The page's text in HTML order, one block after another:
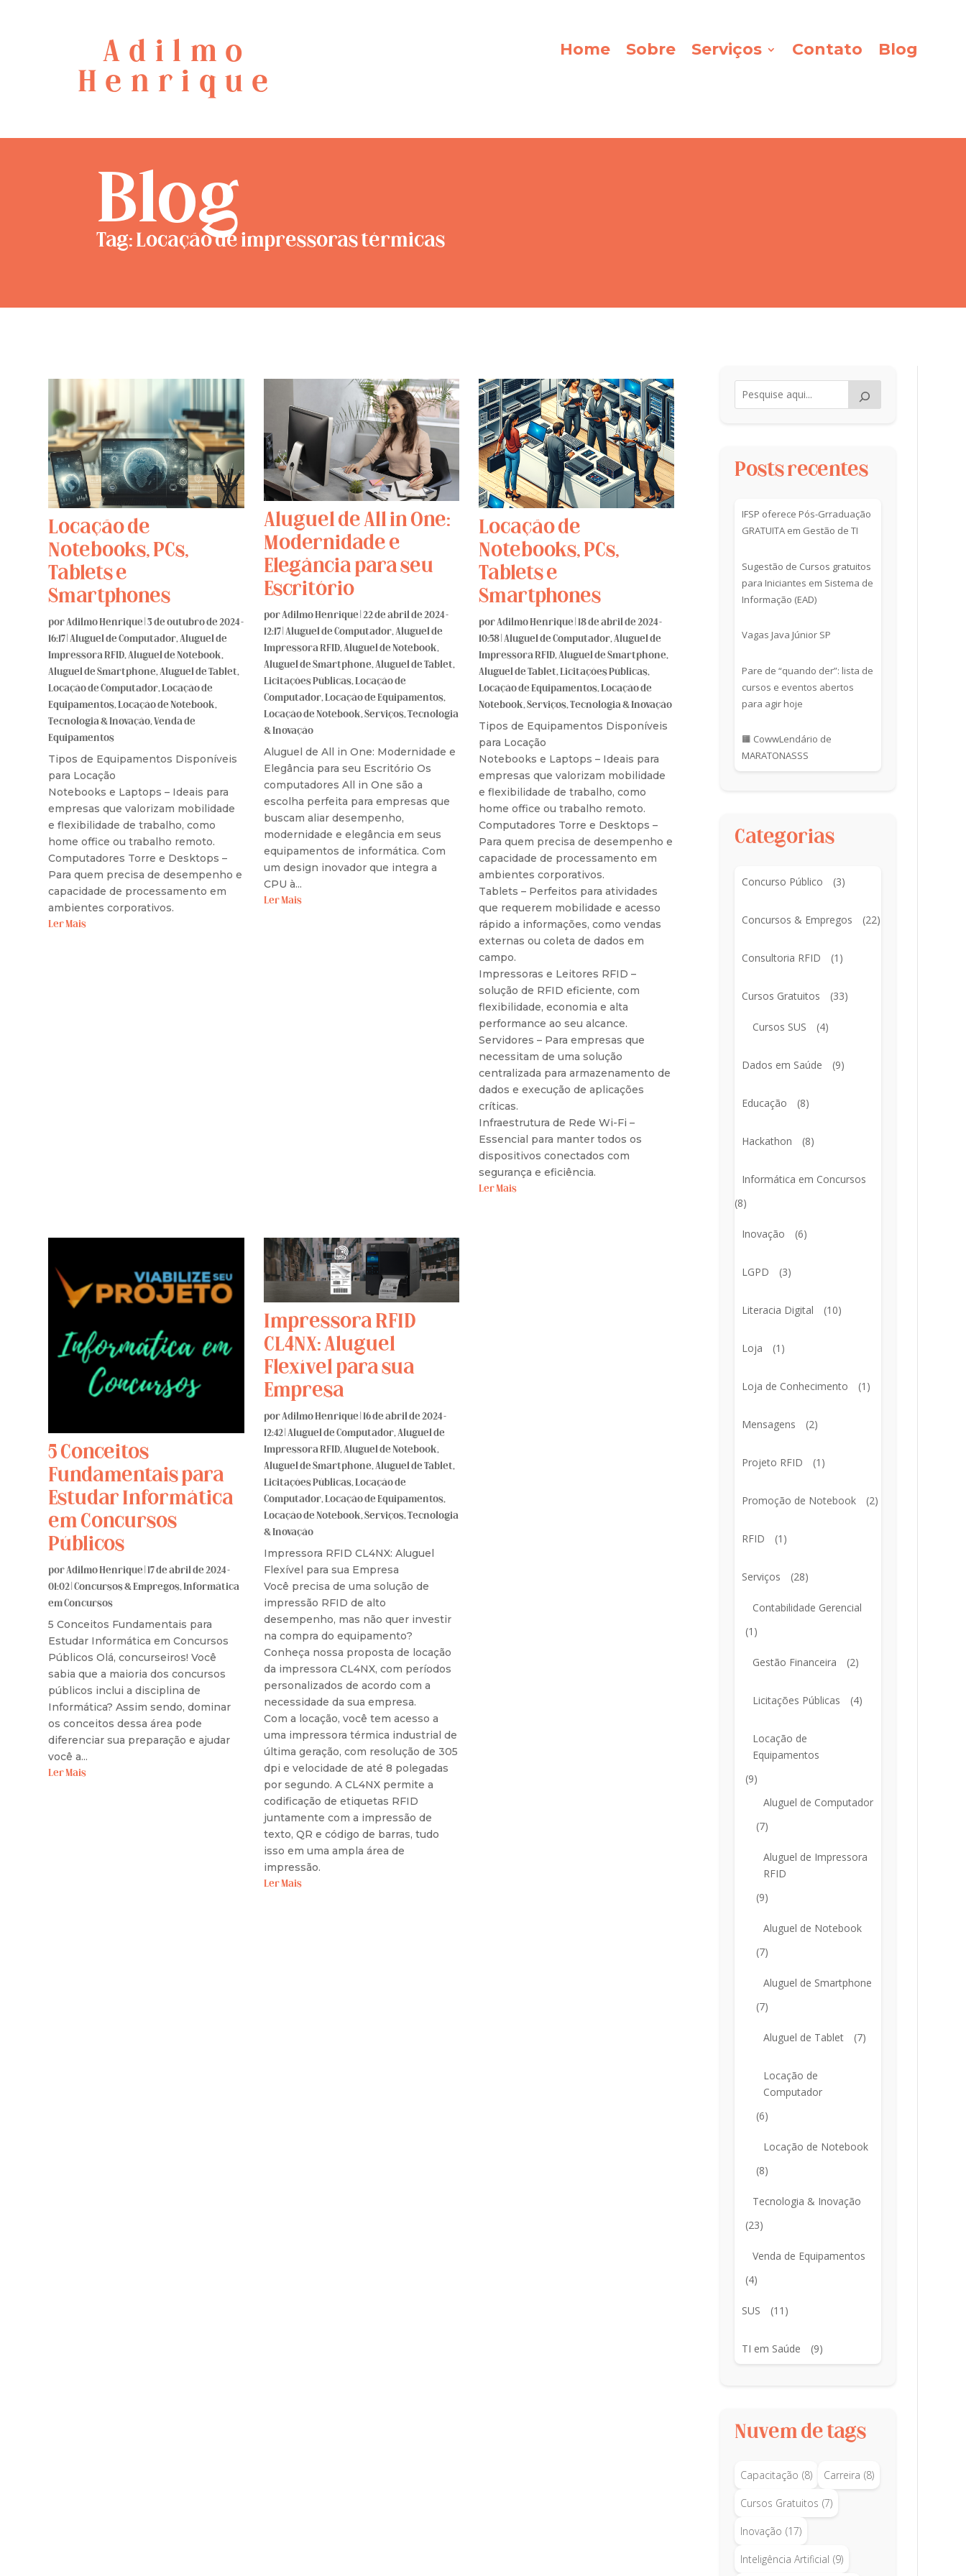
Adilmo
Henrique
Home Sobre Serviços Contato Blog
Blog
Tag: Locação de impressoras térmicas
Locação de
Notebooks, PCs,
Tablets e
Smartphones
porAdilmo Henrique |3 de outubro de 2024 -
16:17 |Aluguel de Computador,Aluguel de
Impressora RFID,Aluguel de Notebook,
Aluguel de Smartphone,Aluguel de Tablet,
Locação de Computador,Locação de
Equipamentos,Locação de Notebook,
Tecnologia & Inovação,Venda de
Equipamentos
Tipos de Equipamentos Disponíveis
para Locação
Notebooks e Laptops – Ideais para
empresas que valorizam mobilidade
e flexibilidade de trabalho, como
home office ou trabalho remoto.
Computadores Torre e Desktops –
Para quem precisa de desempenho e
capacidade de processamento em
ambientes corporativos.
Ler Mais
Aluguel de All in One:
Modernidade e
Elegância para seu
Escritório
porAdilmo Henrique| 22 de abril de 2024 -
12:17| Aluguel de Computador,Aluguel de
Impressora RFID,Aluguel de Notebook,
Aluguel de Smartphone,Aluguel de Tablet,
Licitações Públicas,Locação de
Computador,Locação de Equipamentos,
Locação de Notebook,Serviços,Tecnologia
& Inovação
Aluguel de All in One: Modernidade e
Elegância para seu Escritório Os
computadores All in One são a
escolha perfeita para empresas que
buscam aliar desempenho,
modernidade e elegância em seus
equipamentos de informática. Com
um design inovador que integra a
CPU à...
Ler Mais
Locação de
Notebooks, PCs,
Tablets e
Smartphones
porAdilmo Henrique| 18 de abril de 2024 -
10:58 Aluguel de Computador,Aluguel de
Impressora RFID,Aluguel de Smartphone,
Aluguel de Tablet,Licitações Públicas,
Locação de Equipamentos,Locação de
Notebook,Serviços,Tecnologia & Inovação
Tipos de Equipamentos Disponíveis
para Locação
Notebooks e Laptops – Ideais para
empresas que valorizam mobilidade
e flexibilidade de trabalho, como
home office ou trabalho remoto.
Computadores Torre e Desktops –
Para quem precisa de desempenho e
capacidade de processamento em
ambientes corporativos.
Tablets – Perfeitos para atividades
que requerem mobilidade e acesso
rápido a informações, como vendas
externas ou coleta de dados em
campo.
Impressoras e Leitores RFID –
solução de RFID eficiente, com
flexibilidade, economia e alta
performance ao seu alcance.
Servidores – Para empresas que
necessitam de uma solução
centralizada para armazenamento de
dados e execução de aplicações
críticas.
Infraestrutura de Rede Wi-Fi –
Essencial para manter todos os
dispositivos conectados com
segurança e eficiência.
Ler Mais
5 Conceitos
Fundamentais para
Estudar Informática
em Concursos
Públicos
porAdilmo Henrique 17 de abril de 2024 -
01:02 |Concursos & Empregos,Informática
em Concursos
5 Conceitos Fundamentais para
Estudar Informática em Concursos
Públicos Olá, concurseiros! Você
sabia que a maioria dos concursos
públicos inclui a disciplina de
Informática? Assim sendo, dominar
os conceitos dessa área pode
diferenciar sua preparação e ajudar
você a...
Ler Mais
Impressora RFID
CL4NX: Aluguel
Flexível para sua
Empresa
porAdilmo Henrique| 16 de abril de 2024 -
12:42 Aluguel de Computador,Aluguel de
Impressora RFID,Aluguel de Notebook,
Aluguel de Smartphone,Aluguel de Tablet,
Licitações Públicas,Locação de
Computador,Locação de Equipamentos,
Locação de Notebook,Serviços,Tecnologia
& Inovação
Impressora RFID CL4NX: Aluguel
Flexível para sua Empresa
Você precisa de uma solução de
impressão RFID de alto
desempenho, mas não quer investir
na compra do equipamento?
Conheça nossa proposta de locação
da impressora CL4NX, com períodos
personalizados de acordo com a
necessidade da sua empresa.
Com a locação, você tem acesso a
uma impressora térmica industrial de
última geração, com resolução de 305
dpi e velocidade de até 8 polegadas
por segundo. A CL4NX permite a
codificação de etiquetas RFID
juntamente com a impressão de
texto, QR e código de barras, tudo
isso em uma ampla área de
impressão.
Ler Mais
Posts recentes
IFSP oferece Pós-Grraduação
GRATUITA em Gestão de TI
Sugestão de Cursos gratuitos
para Iniciantes em Sistema de
Informação (EAD)
Vagas Java Júnior SP
Pare de “quando der”: lista de
cursos e eventos abertos
para agir hoje
🟧 CowwLendário de
MARATONASSS
Categorias
Concurso Público (3)
Concursos & Empregos (22)
Consultoria RFID (1)
Cursos Gratuitos (33)
Cursos SUS (4)
Dados em Saúde (9)
Educação (8)
Hackathon (8)
Informática em Concursos
(8)
Inovação (6)
LGPD (3)
Literacia Digital (10)
Loja (1)
Loja de Conhecimento (1)
Mensagens (2)
Projeto RFID (1)
Promoção de Notebook (2)
RFID (1)
Serviços (28)
Contabilidade Gerencial
(1)
Gestão Financeira (2)
Licitações Públicas (4)
Locação de
Equipamentos
(9)
Aluguel de Computador
(7)
Aluguel de Impressora
RFID
(9)
Aluguel de Notebook
(7)
Aluguel de Smartphone
(7)
Aluguel de Tablet (7)
Locação de
Computador
(6)
Locação de Notebook
(8)
Tecnologia & Inovação
(23)
Venda de Equipamentos
(4)
SUS (11)
TI em Saúde (9)
Nuvem de tags
Capacitação (8) Carreira (8)
Cursos Gratuitos (7)
Inovação (17)
Inteligência Artificial (9)